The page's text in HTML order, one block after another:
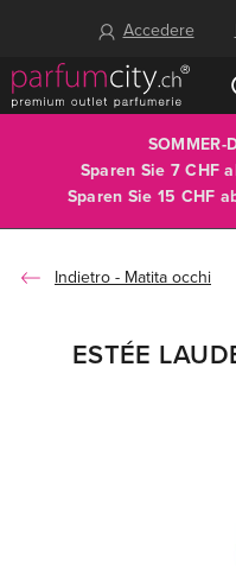
Accedere
SOMMER-
Sparen Sie 7 CHF
Sparen Sie 15 CHF
Matita occhi
ESTÉE